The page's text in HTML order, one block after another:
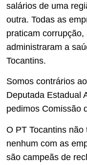
salários de uma
outra. Todas as
praticam
administraram a
Tocantins.
Somos contrários
Deputada Estadual
pedimos Comissão
O PT Tocantins
nenhum com as
são campeãs de